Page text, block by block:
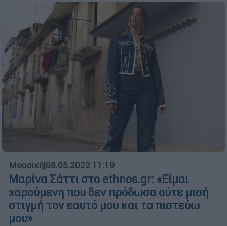
Μουσική|08.05.2022 11:19
Μαρίνα Σάττι στο ethnos.gr: «Είμαι
χαρούμενη που δεν πρόδωσα ούτε μισή
στιγμή τον εαυτό μου και τα πιστεύω
μου»